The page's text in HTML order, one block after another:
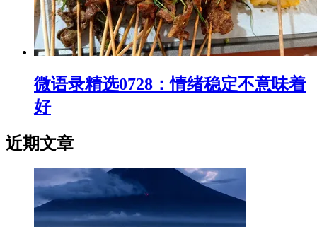
微语录精选0728：情绪稳定不意味着
好
近期文章